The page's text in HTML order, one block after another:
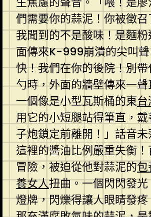
們需要你的蒜泥！你被徵
我聞到的不是酸味！是麵
面傳來K-999崩潰的尖叫
快！我們在你的後院！別
勺時，外面的牆壁傳來一
一個像是小型瓦斯桶的東台
用它的小短腿站得筆直，
子炮鎖定前離開！」話音
這裡的醬油比例嚴重失衡
冒險，被迫從他對蒜泥的包
養女人扭曲。一個閃閃發
燈牌，閃爍得讓人眼睛發